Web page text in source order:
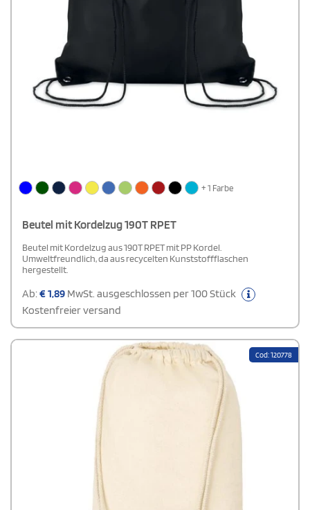
+ 1 Farbe
Beutel mit Kordelzug 190T RPET
Beutel mit Kordelzug aus 190T RPET mit PP Kordel.
Umweltfreundlich, da aus recycelten Kunststoffflaschen
hergestellt.
Ab:€1,89 MwSt. ausgeschlossen per 100 Stück
Kostenfreier versand
Cod: 120778